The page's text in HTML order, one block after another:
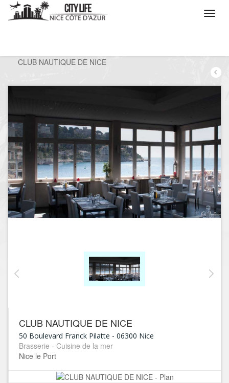
CLUB NAUTIQUE DE NICE
CLUB NAUTIQUE DE NICE
50 Boulevard Franck Pilatte - 06300 Nice
Brasserie - Cuisine de la mer
Nice le Port